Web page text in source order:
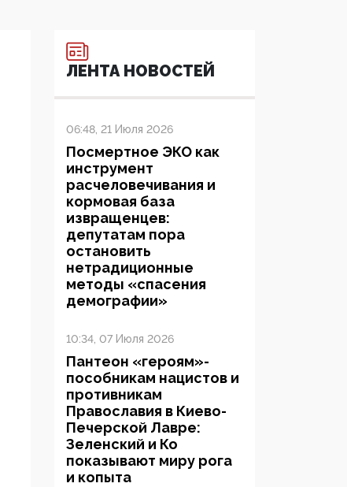
ЛЕНТА НОВОСТЕЙ
06:48, 21 Июля 2026
Посмертное ЭКО как
инструмент
расчеловечивания и
кормовая база
извращенцев:
депутатам пора
остановить
нетрадиционные
методы «спасения
демографии»
10:34, 07 Июля 2026
Пантеон «героям»-
пособникам нацистов и
противникам
Православия в Киево-
Печерской Лавре:
Зеленский и Ко
показывают миру рога
и копыта